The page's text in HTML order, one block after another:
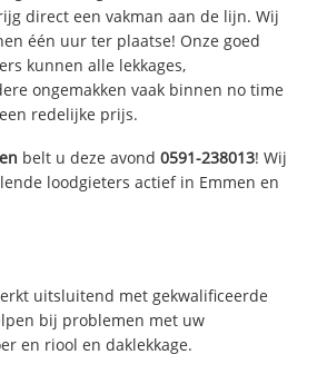
direct een vakman aan de lijn. Wij
één uur ter plaatse! Onze goed
kunnen alle lekkages,
ongemakken vaak binnen no time
redelijke prijs.
belt u deze avond0591-238013! Wij
loodgieters actief in Emmen en
uitsluitend met gekwalificeerde
bij problemen met uw
en riool en daklekkage.